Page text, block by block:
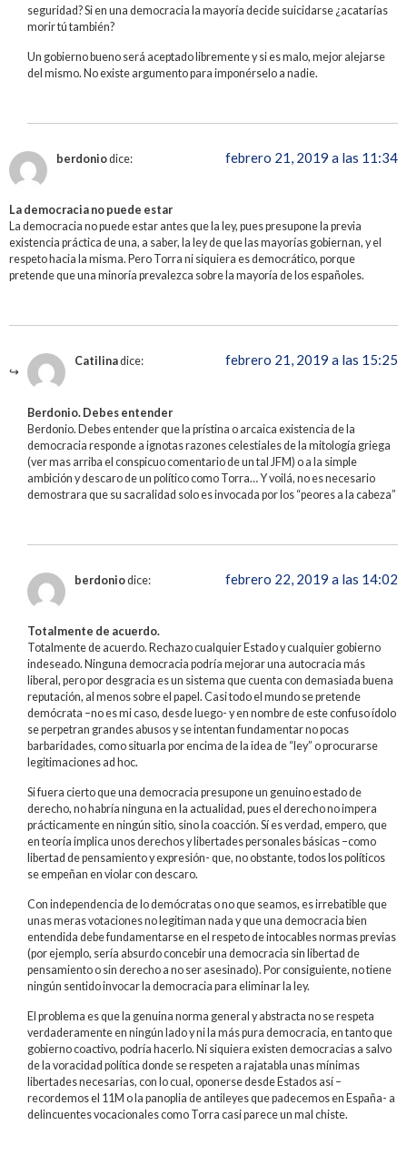
seguridad? Si en una democracia la mayoría decide suicidarse ¿acatarías
morir tú también?
Un gobierno bueno será aceptado libremente y si es malo, mejor alejarse
del mismo. No existe argumento para imponérselo a nadie.
berdoniodice: febrero 21, 2019 a las 11:34
La democracia no puede estar
La democracia no puede estar antes que la ley, pues presupone la previa
existencia práctica de una, a saber, la ley de que las mayorías gobiernan, y el
respeto hacia la misma. Pero Torra ni siquiera es democrático, porque
pretende que una minoría prevalezca sobre la mayoría de los españoles.
Catilinadice: febrero 21, 2019 a las 15:25
Berdonio. Debes entender
Berdonio. Debes entender que la prístina o arcaica existencia de la
democracia responde a ignotas razones celestiales de la mitología griega
(ver mas arriba el conspicuo comentario de un tal JFM) o a la simple
ambición y descaro de un político como Torra… Y voilá, no es necesario
demostrara que su sacralidad solo es invocada por los “peores a la cabeza”
berdoniodice: febrero 22, 2019 a las 14:02
Totalmente de acuerdo.
Totalmente de acuerdo. Rechazo cualquier Estado y cualquier gobierno
indeseado. Ninguna democracia podría mejorar una autocracia más
liberal, pero por desgracia es un sistema que cuenta con demasiada buena
reputación, al menos sobre el papel. Casi todo el mundo se pretende
demócrata –no es mi caso, desde luego- y en nombre de este confuso ídolo
se perpetran grandes abusos y se intentan fundamentar no pocas
barbaridades, como situarla por encima de la idea de “ley” o procurarse
legitimaciones ad hoc.
Si fuera cierto que una democracia presupone un genuino estado de
derecho, no habría ninguna en la actualidad, pues el derecho no impera
prácticamente en ningún sitio, sino la coacción. Sí es verdad, empero, que
en teoría implica unos derechos y libertades personales básicas –como
libertad de pensamiento y expresión- que, no obstante, todos los políticos
se empeñan en violar con descaro.
Con independencia de lo demócratas o no que seamos, es irrebatible que
unas meras votaciones no legitiman nada y que una democracia bien
entendida debe fundamentarse en el respeto de intocables normas previas
(por ejemplo, sería absurdo concebir una democracia sin libertad de
pensamiento o sin derecho a no ser asesinado). Por consiguiente, no tiene
ningún sentido invocar la democracia para eliminar la ley.
El problema es que la genuina norma general y abstracta no se respeta
verdaderamente en ningún lado y ni la más pura democracia, en tanto que
gobierno coactivo, podría hacerlo. Ni siquiera existen democracias a salvo
de la voracidad política donde se respeten a rajatabla unas mínimas
libertades necesarias, con lo cual, oponerse desde Estados así –
recordemos el 11M o la panoplia de antileyes que padecemos en España- a
delincuentes vocacionales como Torra casi parece un mal chiste.